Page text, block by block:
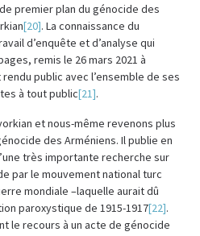
premier plan du génocide des
[20]. La connaissance du
d’enquête et d’analyse qui
remis le 26 mars 2021 à
public avec l’ensemble de ses
à tout public[21].
et nous-même revenons plus
des Arméniens. Il publie en
très importante recherche sur
par le mouvement national turc
mondiale –laquelle aurait dû
paroxystique de 1915-1917[22].
le recours à un acte de génocide